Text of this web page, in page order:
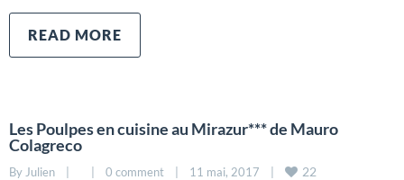
READ MORE
Les Poulpes en cuisine au Mirazur*** de Mauro
Colagreco
By Julien 0 comment 11 mai, 2017 22